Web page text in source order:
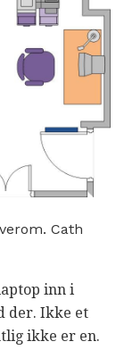
Cath
inn i
der. Ikke et
ikke er en.